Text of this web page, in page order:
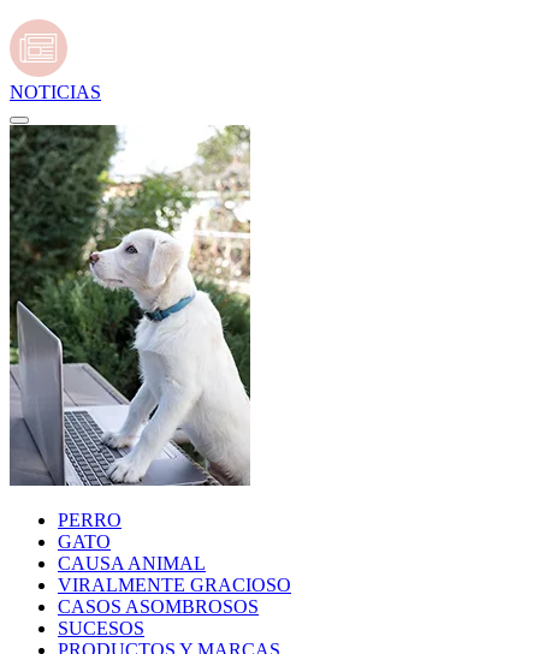
NOTICIAS
PERRO
GATO
CAUSA ANIMAL
VIRALMENTE GRACIOSO
CASOS ASOMBROSOS
SUCESOS
PRODUCTOS Y MARCAS